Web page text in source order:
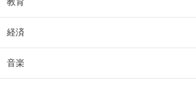
経済
音楽